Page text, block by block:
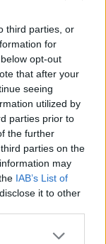
third parties, or
for
opt-out
that after your
seeing
utilized by
parties prior to
the further
parties on the
may
IAB’s List of
it to other
more Google